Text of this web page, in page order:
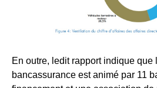
En outre, ledit rapport indique que
bancassurance est animé par 11